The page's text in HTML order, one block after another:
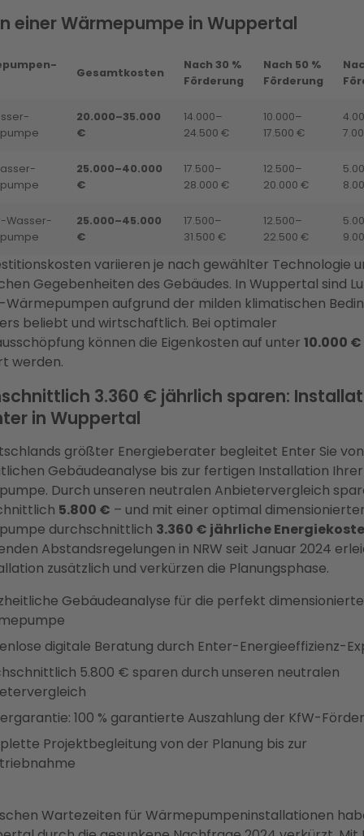
einer Wärmepumpe in Wuppertal
Gesamtkosten
Nach 30 %
Förderung
Nach 50 %
Förderung
20.000–35.000
€
14.000–
24.500 €
10.000–
17.500 €
25.000–40.000
€
17.500–
28.000 €
12.500–
20.000 €
Wasser-
25.000–45.000
€
17.500–
31.500 €
12.500–
22.500 €
variieren je nach gewählter Technologie
Gegebenheiten des Gebäudes. In Wuppertal sind
Wärmepumpen aufgrund der milden klimatischen
beliebt und wirtschaftlich. Bei optimaler
können die Eigenkosten auf unter 10.000 €
werden.
3.360 € jährlich sparen:
in Wuppertal
größter Energieberater begleitet Enter Sie
Gebäudeanalyse bis zur fertigen Installation Ihrer
Durch unseren neutralen Anbietervergleich
5.800 € – und mit einer optimal
durchschnittlich 3.360 € jährliche
Abstandsregelungen in NRW seit Januar 2024
zusätzlich und verkürzen die Planungsphase.
Gebäudeanalyse für die perfekt dimensionierte
digitale Beratung durch Enter-Energieeffizienz-
5.800 € sparen durch unseren neutralen
100 % garantierte Auszahlung der KfW-
Projektbegleitung von der Planung bis zur
Wartezeiten für Wärmepumpeninstallationen